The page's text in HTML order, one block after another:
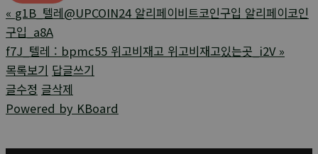
« g1B_텔레@UPCOIN24 알리페이비트코인구입 알리페이코인
구입_a8A
f7J_텔레 : bpmc55 위고비재고 위고비재고있는곳_i2V »
목록보기 답글쓰기
글수정 글삭제
Powered by KBoard